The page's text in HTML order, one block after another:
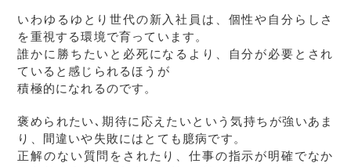
いわゆるゆとり世代の新入社員は、個性や自分らしさ
を重視する環境で育っています。
誰かに勝ちたいと必死になるより、自分が必要とされ
ていると感じられるほうが
積極的になれるのです。
褒められたい､期待に応えたいという気持ちが強いあま
り、間違いや失敗にはとても臆病です。
正解のない質問をされたり、仕事の指示が明確でなか